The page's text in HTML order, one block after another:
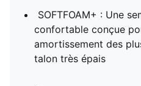
SOFTFOAM+ : Une
confortable conçue
amortissement des
talon très épais